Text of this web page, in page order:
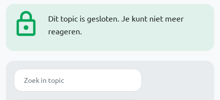
Dit topic is gesloten. Je kunt niet meer
reageren.
Zoek